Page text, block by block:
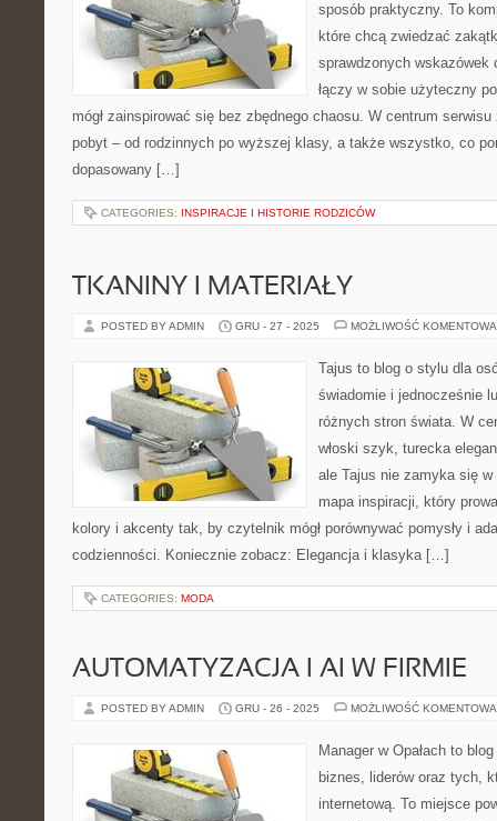
sposób praktyczny. To
które chcą zwiedzać
sprawdzonych
łączy w sobie użyteczny
mógł zainspirować się bez zbędnego chaosu. W centrum
pobyt – od rodzinnych po wyższej klasy, a także wszystko, co
dopasowany […]
CATEGORIES: INSPIRACJE I HISTORIE RODZICÓW
TKANINY I MATERIAŁY
POSTED BY ADMIN GRU - 27 - 2025 MOŻLIWOŚĆ
Tajus to blog o stylu dla
świadomie i jednocześnie
różnych stron świata. W
włoski szyk, turecka
ale Tajus nie zamyka się
mapa inspiracji, który
kolory i akcenty tak, by czytelnik mógł porównywać pomysły i
codzienności. Koniecznie zobacz: Elegancja i klasyka […]
CATEGORIES: MODA
AUTOMATYZACJA I AI W FIRMIE
POSTED BY ADMIN GRU - 26 - 2025 MOŻLIWOŚĆ
Manager w Opałach to
biznes, liderów oraz tych,
internetową. To miejsce